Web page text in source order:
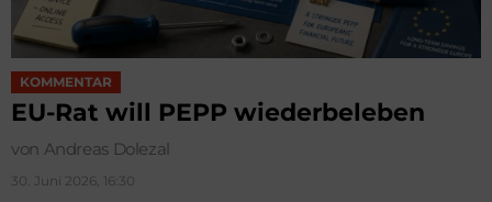
KOMMENTAR
EU-Rat will PEPP wiederbeleben
von Andreas Dolezal
30. Juni 2026, 16:30